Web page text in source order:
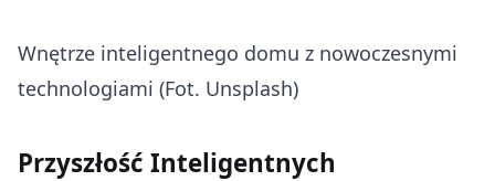
Wnętrze inteligentnego domu z nowoczesnymi
technologiami (Fot. Unsplash)
Przyszłość Inteligentnych